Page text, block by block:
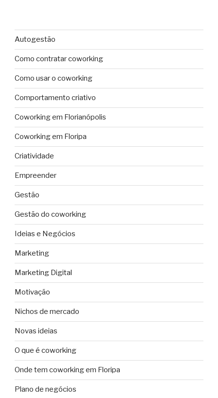
Autogestão
Como contratar coworking
Como usar o coworking
Comportamento criativo
Coworking em Florianópolis
Coworking em Floripa
Criatividade
Empreender
Gestão
Gestão do coworking
Ideias e Negócios
Marketing
Marketing Digital
Motivação
Nichos de mercado
Novas ideias
O que é coworking
Onde tem coworking em Floripa
Plano de negócios